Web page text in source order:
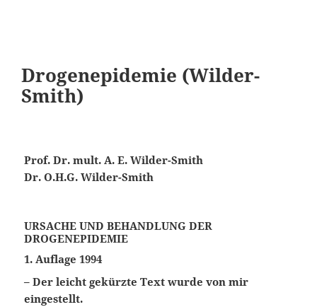
Drogenepidemie (Wilder-
Smith)
Prof. Dr. mult. A. E. Wilder-Smith
Dr. O.H.G. Wilder-Smith
URSACHE UND BEHANDLUNG DER
DROGENEPIDEMIE
1. Auflage 1994
– Der leicht gekürzte Text wurde von mir
eingestellt.